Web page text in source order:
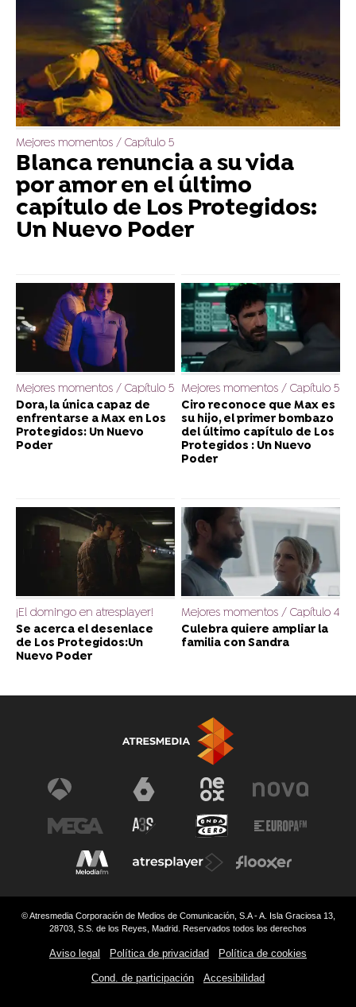
Mejores momentos / Capítulo 5
Blanca renuncia a su vida
por amor en el último
capítulo de Los Protegidos:
Un Nuevo Poder
Mejores momentos / Capítulo 5
Dora, la única capaz de
enfrentarse a Max en Los
Protegidos: Un Nuevo
Poder
Mejores momentos / Capítulo 5
Ciro reconoce que Max es
su hijo, el primer bombazo
del último capítulo de Los
Protegidos : Un Nuevo
Poder
¡El domingo en atresplayer!
Se acerca el desenlace
de Los Protegidos:Un
Nuevo Poder
Mejores momentos / Capítulo 4
Culebra quiere ampliar la
familia con Sandra
© Atresmedia Corporación de Medios de Comunicación, S.A - A. Isla Graciosa 13,
28703, S.S. de los Reyes, Madrid. Reservados todos los derechos
Aviso legal Política de privacidad Política de cookies
Cond. de participación Accesibilidad